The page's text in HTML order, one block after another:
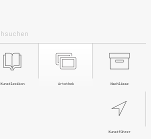
Nachlässe
Artothek
Kunstlexikon
Kunstführer